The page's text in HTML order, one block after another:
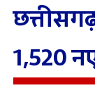
1,520